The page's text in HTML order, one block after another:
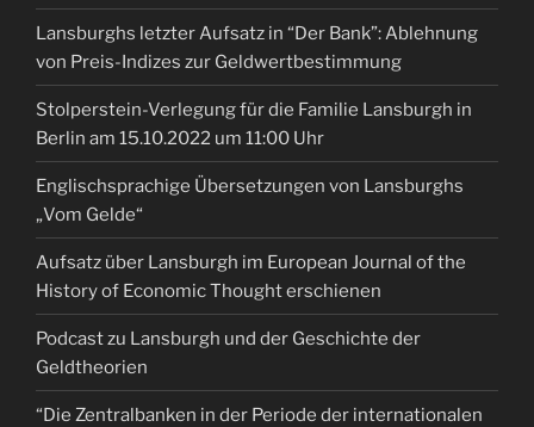
Lansburghs letzter Aufsatz in “Der Bank”: Ablehnung
von Preis-Indizes zur Geldwertbestimmung
Stolperstein-Verlegung für die Familie Lansburgh in
Berlin am 15.10.2022 um 11:00 Uhr
Englischsprachige Übersetzungen von Lansburghs
„Vom Gelde“
Aufsatz über Lansburgh im European Journal of the
History of Economic Thought erschienen
Podcast zu Lansburgh und der Geschichte der
Geldtheorien
“Die Zentralbanken in der Periode der internationalen